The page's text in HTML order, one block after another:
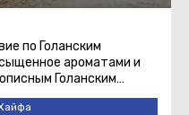
по Голанским
ароматами и
Голанским
...